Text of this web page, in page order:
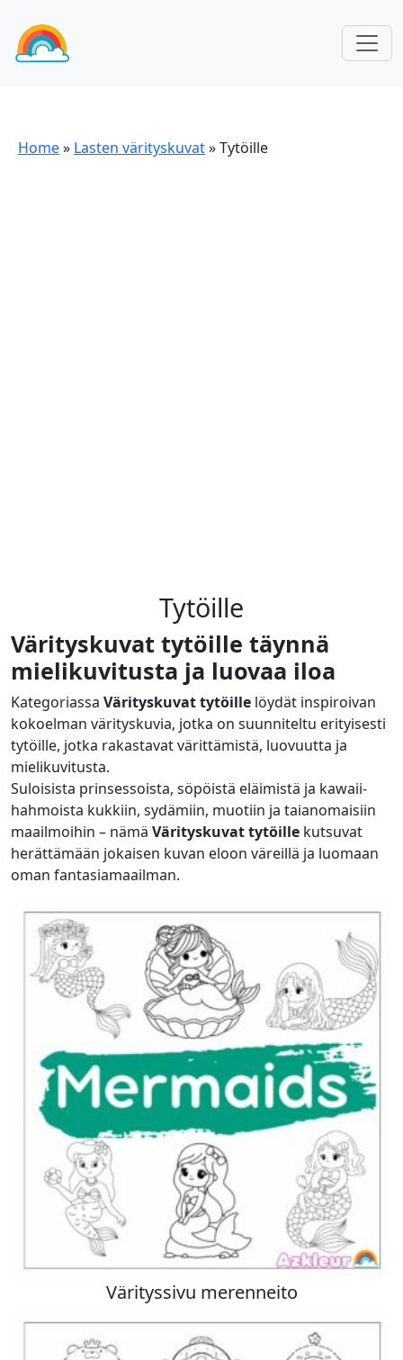
Home» Lasten värityskuvat»Tytöille
Tytöille
Värityskuvat tytöille täynnä
mielikuvitusta ja luovaa iloa
Kategoriassa Värityskuvat tytöille löydät inspiroivan
kokoelman värityskuvia, jotka on suunniteltu erityisesti
tytöille, jotka rakastavat värittämistä, luovuutta ja
mielikuvitusta.
Suloisista prinsessoista, söpöistä eläimistä ja kawaii-
hahmoista kukkiin, sydämiin, muotiin ja taianomaisiin
maailmoihin – nämä Värityskuvat tytöille kutsuvat
herättämään jokaisen kuvan eloon väreillä ja luomaan
oman fantasiamaailman.
Värityssivu merenneito